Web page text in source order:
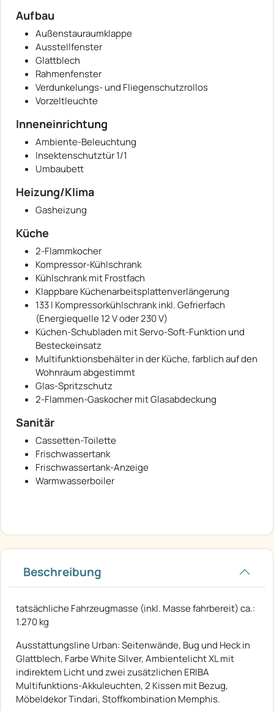
Aufbau
Außenstauraumklappe
Ausstellfenster
Glattblech
Rahmenfenster
Verdunkelungs- und Fliegenschutzrollos
Vorzeltleuchte
Inneneinrichtung
Ambiente-Beleuchtung
Insektenschutztür 1/1
Umbaubett
Heizung/Klima
Gasheizung
Küche
2-Flammkocher
Kompressor-Kühlschrank
Kühlschrank mit Frostfach
Klappbare Küchenarbeitsplattenverlängerung
133 l Kompressorkühlschrank inkl. Gefrierfach
(Energiequelle 12 V oder 230 V)
Küchen-Schubladen mit Servo-Soft-Funktion und
Besteckeinsatz
Multifunktionsbehälter in der Küche, farblich auf den
Wohnraum abgestimmt
Glas-Spritzschutz
2-Flammen-Gaskocher mit Glasabdeckung
Sanitär
Cassetten-Toilette
Frischwassertank
Frischwassertank-Anzeige
Warmwasserboiler
Beschreibung
tatsächliche Fahrzeugmasse (inkl. Masse fahrbereit) ca.:
1.270 kg
Ausstattungsline Urban: Seitenwände, Bug und Heck in
Glattblech, Farbe White Silver, Ambientelicht XL mit
indirektem Licht und zwei zusätzlichen ERIBA
Multifunktions-Akkuleuchten, 2 Kissen mit Bezug,
Möbeldekor Tindari, Stoffkombination Memphis.